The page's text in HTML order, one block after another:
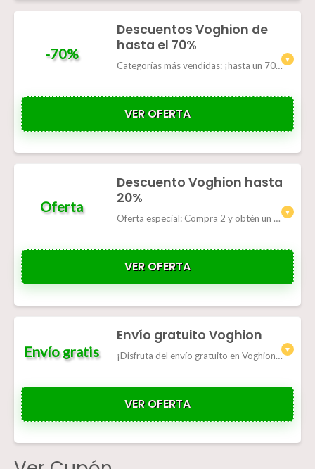
-70%
Descuentos Voghion de
hasta el 70%
Categorías más vendidas: ¡hasta un 70 % de descuento!
VER OFERTA
Oferta
Descuento Voghion hasta
20%
Oferta especial: Compra 2 y obtén un 20% de descuento adicional.
VER OFERTA
Envío gratis
Envío gratuito Voghion
¡Disfruta del envío gratuito en Voghion, en todos los pedidos superiores a 20 €!
VER OFERTA